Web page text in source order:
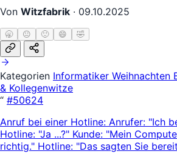
Von Witzfabrik · 09.10.2025
🥱 😐 🙂 😄 🤣
Kategorien Informatiker Weihnachten
& Kollegenwitze
“ #50624
Anruf bei einer Hotline: Anrufer: "Ich
Hotline: "Ja ...?" Kunde: "Mein
richtig." Hotline: "Das sagten Sie